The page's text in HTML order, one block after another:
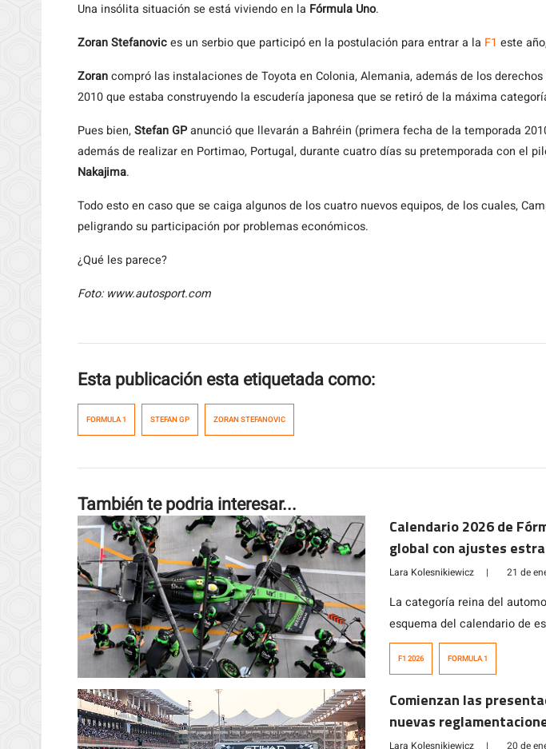
Una insólita situación se está viviendo en la Fórmula Uno.
Zoran Stefanovices un serbio que participó en la postulación para entrar a la F1 este
Zorancompró las instalaciones de Toyota en Colonia, Alemania, además de los
2010 que estaba construyendo la escudería japonesa que se retiró de la máxima
Pues bien,Stefan GPanunció que llevarán a Bahréin (primera fecha de la temporada
además de realizar en Portimao, Portugal, durante cuatro días su pretemporada con el
Nakajima.
Todo esto en caso que se caiga algunos de los cuatro nuevos equipos, de los cuales,
peligrando su participación por problemas económicos.
¿Qué les parece?
Foto: www.autosport.com
Esta publicación esta etiquetada como:
FORMULA 1 STEFAN GP ZORAN STEFANOVIC
También te podria interesar...
Calendario 2026 de
global con ajustes
Lara Kolesnikiewicz | 21 de
La categoría reina del
esquema del calendario de
alcance global del
F1 2026 FORMULA 1
Comienzan las
nuevas
2026
Lara Kolesnikiewicz | 20 de